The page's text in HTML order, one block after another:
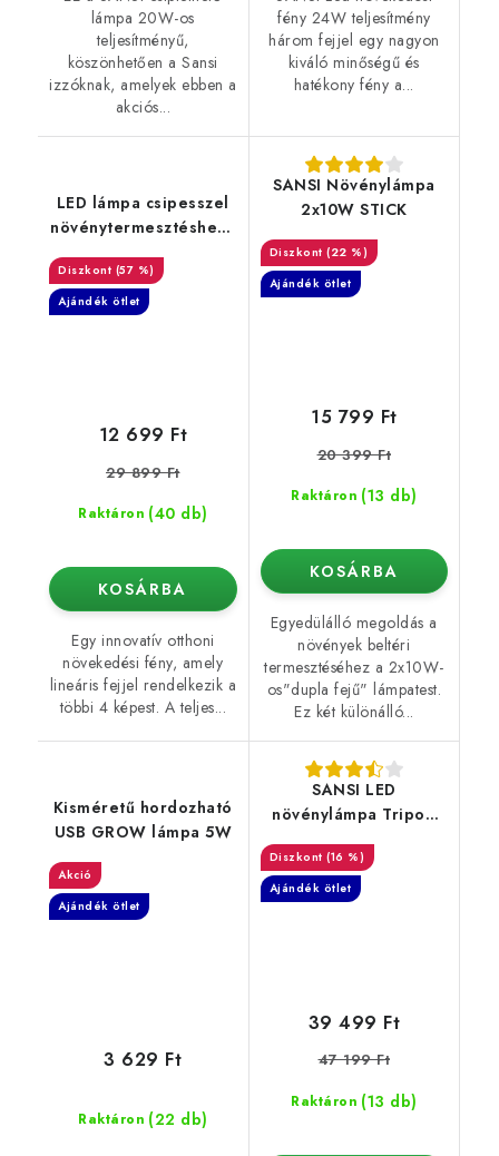
lámpa 20W-os
teljesítményű,
köszönhetően a Sansi
izzóknak, amelyek ebben a
akciós...
fény 24W teljesítmény
három fejjel egy nagyon
kiváló minőségű és
hatékony fény a...
LED lámpa csipesszel
növénytermesztéshez -
(57 %)
Ajándék ötlet
Raktáron (40 db)
12 699 Ft
29 899 Ft
KOSÁRBA
Egy innovatív otthoni
növekedési fény, amely
lineáris fejjel rendelkezik a
többi 4 képest. A teljes...
SANSI Növénylámpa
2x10W STICK
(22 %)
Ajándék ötlet
Raktáron (13 db)
15 799 Ft
20 399 Ft
KOSÁRBA
Egyedülálló megoldás a
növények beltéri
termesztéséhez a 2x10W-
os"dupla fejű" lámpatest.
Ez két különálló...
Kisméretű hordozható
USB GROW lámpa 5W
Akció
Ajándék ötlet
Raktáron (22 db)
3 629 Ft
SANSI LED
növénylámpa Tripod
Állvány 120W
(16 %)
Ajándék ötlet
Raktáron (13 db)
39 499 Ft
47 199 Ft